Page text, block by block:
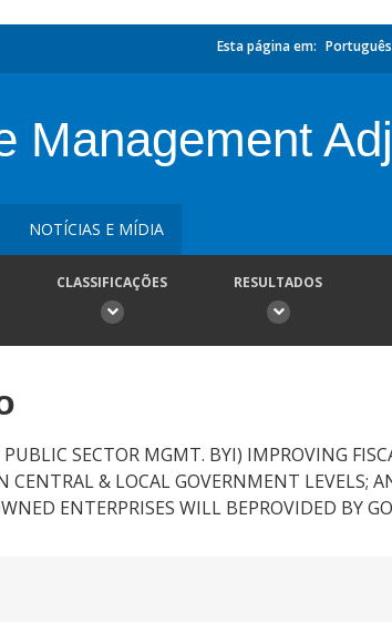
Esta página em: Português
Management
NOTÍCIAS E MÍDIA
CLASSIFICAÇÕES RESULTADOS
SECTOR MGMT. BYI) IMPROVING
& LOCAL GOVERNMENT LEVELS;
ENTERPRISES WILL BEPROVIDED BY